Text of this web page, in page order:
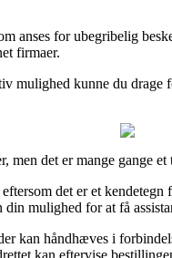
anses for ubegribelig
firmaer.
mulighed kunne du
men det er mange gange
det er et
mulighed for at få
kan håndhæves i
kan eftervise